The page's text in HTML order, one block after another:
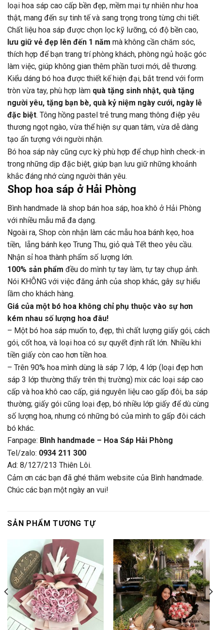
loại hoa sáp cao cấp bền đẹp, mềm mại tự nhiên như hoa
thật, mang đến sự tinh tế và sang trọng trong từng chi tiết.
Chất liệu hoa sáp được chọn lọc kỹ lưỡng, có độ bền cao,
lưu giữ vẻ đẹp lên đến 1 năm mà không cần chăm sóc,
thích hợp để bạn trang trí phòng khách, phòng ngủ hoặc góc
làm việc, giúp không gian thêm phần tươi mới, dễ thương.
Kiểu dáng bó hoa được thiết kế hiện đại, bắt trend với form
tròn vừa tay, phù hợp làm quà tặng sinh nhật, quà tặng
người yêu, tặng bạn bè, quà kỷ niệm ngày cưới, ngày lễ
đặc biệt. Tông hồng pastel trẻ trung mang thông điệp yêu
thương ngọt ngào, vừa thể hiện sự quan tâm, vừa dễ dàng
tạo ấn tượng với người nhận.
Bó hoa sáp này cũng cực kỳ phù hợp để chụp hình check-in
trong những dịp đặc biệt, giúp bạn lưu giữ những khoảnh
khắc đáng nhớ cùng người thân yêu.
Shop hoa sáp ở Hải Phòng
Bình handmade là shop bán hoa sáp, hoa khô ở Hải Phòng
với nhiều mẫu mã đa dạng.
Ngoài ra, Shop còn nhận làm các mẫu hoa bánh kẹo, hoa
tiền, lẵng bánh kẹo Trung Thu, giỏ quà Tết theo yêu cầu.
Nhận sỉ hoa thành phẩm số lượng lớn.
100% sản phẩm đều do mình tự tay làm, tự tay chụp ảnh.
Nói KHÔNG với việc đăng ảnh của shop khác, gây sự hiểu
lầm cho khách hàng.
Giá của một bó hoa không chỉ phụ thuộc vào sự hơn
kém nhau số lượng hoa đâu!
– Một bó hoa sáp muốn to, đẹp, thì chất lượng giấy gói, cách
gói, cốt hoa, và loại hoa có sự quyết định rất lớn. Nhiều khi
tiền giấy còn cao hơn tiền hoa.
– Trên 90% hoa mình dùng là sáp 7 lớp, 4 lớp (loại đẹp hơn
sáp 3 lớp thường thấy trên thị trường) mix các loại sáp cao
cấp và hoa khô cao cấp, giá nguyên liệu cao gấp đôi, ba sáp
thường; giấy gói cũng loại đẹp, bó nhiều lớp giấy để dù cùng
số lượng hoa, nhưng có những bó của mình to gấp đôi cách
bó khác.
Fanpage: Bình handmade – Hoa Sáp Hải Phòng
Tel/zalo: 0934 211 300
Ad: 8/127/213 Thiên Lôi.
Cảm ơn các bạn đã ghé thăm website của Bình handmade.
Chúc các bạn một ngày an vui!
SẢN PHẨM TƯƠNG TỰ